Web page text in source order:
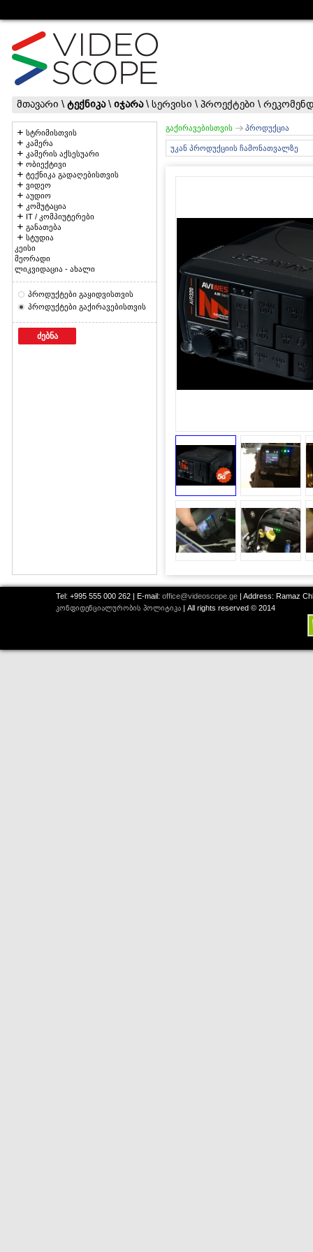
მთავარი \ ტექნიკა\ იჯარა\ სერვისი \ პროექტები \
სტრიმისთვის
კამერა
კამერის აქსესუარი
ობიექტივი
ტექნიკა გადაღებისთვის
ვიდეო
აუდიო
კომუტაცია
IT / კომპიუტერები
განათება
სტუდია
კეისი
მეორადი
ლიკვიდაცია - ახალი
პროდუქტები გაყიდვისთვის
პროდუქტები გაქირავებისთვის
ძებნა
გაქირავებისთვის პროდუქცია
უკან პროდუქციის ჩამონათვალზე
Tel: +995 555 000 262 | E-mail: office@videoscope.ge | Address: Ramaz
კონფიდენციალურობის პოლიტიკა | All rights reserved © 2014